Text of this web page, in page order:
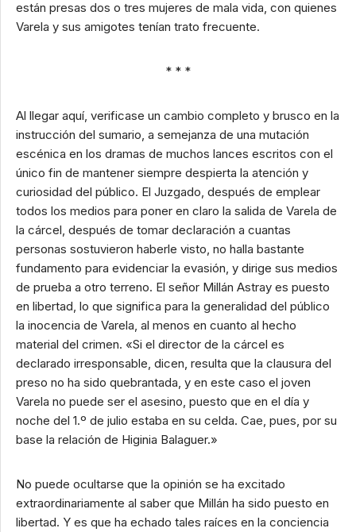
están presas dos o tres mujeres de mala vida, con quienes
Varela y sus amigotes tenían trato frecuente.
* * *
Al llegar aquí, verificase un cambio completo y brusco en la
instrucción del sumario, a semejanza de una mutación
escénica en los dramas de muchos lances escritos con el
único fin de mantener siempre despierta la atención y
curiosidad del público. El Juzgado, después de emplear
todos los medios para poner en claro la salida de Varela de
la cárcel, después de tomar declaración a cuantas
personas sostuvieron haberle visto, no halla bastante
fundamento para evidenciar la evasión, y dirige sus medios
de prueba a otro terreno. El señor Millán Astray es puesto
en libertad, lo que significa para la generalidad del público
la inocencia de Varela, al menos en cuanto al hecho
material del crimen. «Si el director de la cárcel es
declarado irresponsable, dicen, resulta que la clausura del
preso no ha sido quebrantada, y en este caso el joven
Varela no puede ser el asesino, puesto que en el día y
noche del 1.º de julio estaba en su celda. Cae, pues, por su
base la relación de Higinia Balaguer.»
No puede ocultarse que la opinión se ha excitado
extraordinariamente al saber que Millán ha sido puesto en
libertad. Y es que ha echado tales raíces en la conciencia